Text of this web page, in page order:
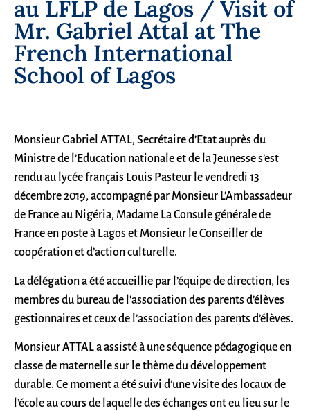
au LFLP de Lagos / Visit of
Mr. Gabriel Attal at The
French International
School of Lagos
Monsieur Gabriel ATTAL, Secrétaire d’Etat auprès du
Ministre de l’Education nationale et de la Jeunesse s’est
rendu au lycée français Louis Pasteur le vendredi 13
décembre 2019, accompagné par Monsieur L’Ambassadeur
de France au Nigéria, Madame La Consule générale de
France en poste à Lagos et Monsieur le Conseiller de
coopération et d’action culturelle.
La délégation a été accueillie par l’équipe de direction, les
membres du bureau de l’association des parents d’élèves
gestionnaires et ceux de l’association des parents d’élèves.
Monsieur ATTAL a assisté à une séquence pédagogique en
classe de maternelle sur le thème du développement
durable. Ce moment a été suivi d’une visite des locaux de
l’école au cours de laquelle des échanges ont eu lieu sur le